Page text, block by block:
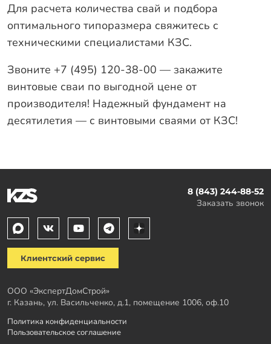
Для расчета количества свай и подбора
оптимального типоразмера свяжитесь с
техническими специалистами КЗС.
Звоните +7 (495) 120-38-00 — закажите
винтовые сваи по выгодной цене от
производителя! Надежный фундамент на
десятилетия — с винтовыми сваями от КЗС!
8 (843) 244-88-52
Заказать звонок
Клиентский сервис
ООО «ЭкспертДомСтрой»
г. Казань, ул. Васильченко, д.1, помещение 1006, оф.10
Политика конфиденциальности
Пользовательское соглашение